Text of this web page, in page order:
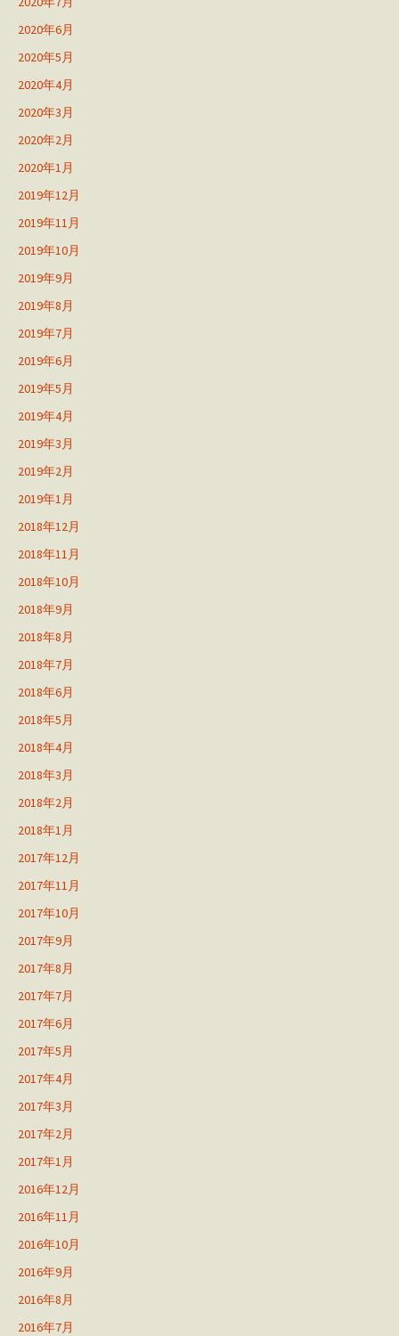
2020年6月
2020年5月
2020年4月
2020年3月
2020年2月
2020年1月
2019年12月
2019年11月
2019年10月
2019年9月
2019年8月
2019年7月
2019年6月
2019年5月
2019年4月
2019年3月
2019年2月
2019年1月
2018年12月
2018年11月
2018年10月
2018年9月
2018年8月
2018年7月
2018年6月
2018年5月
2018年4月
2018年3月
2018年2月
2018年1月
2017年12月
2017年11月
2017年10月
2017年9月
2017年8月
2017年7月
2017年6月
2017年5月
2017年4月
2017年3月
2017年2月
2017年1月
2016年12月
2016年11月
2016年10月
2016年9月
2016年8月
2016年7月